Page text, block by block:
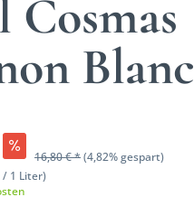
Blanc
16,80 € *(4,82% gespart)
/ 1 Liter)